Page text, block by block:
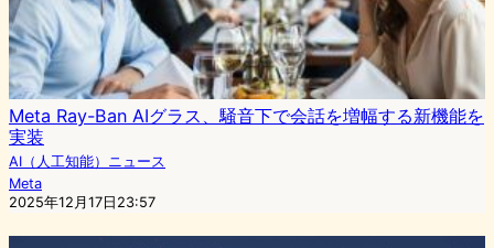
Meta Ray-Ban AIグラス、騒音下で会話を増幅する新機能を
実装
AI（人工知能）ニュース
Meta
2025年12月17日23:57